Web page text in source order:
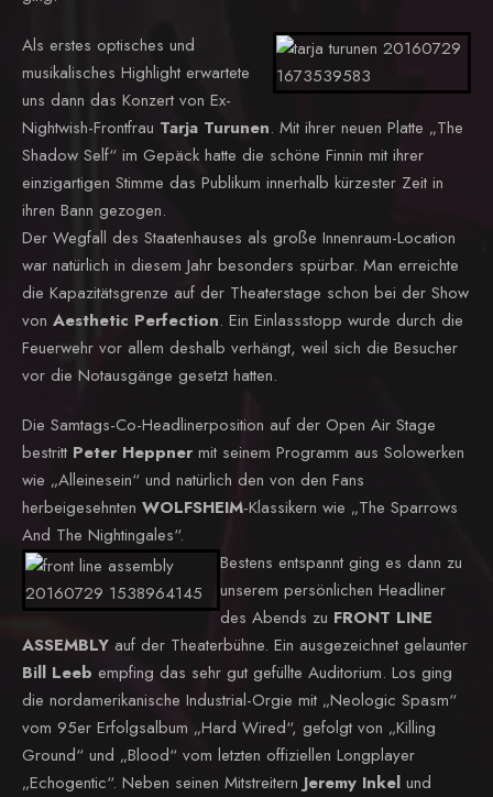
Als erstes optisches und
musikalisches Highlight erwartete
uns dann das Konzert von Ex-
Nightwish-Frontfrau Tarja Turunen. Mit ihrer neuen Platte „The
Shadow Self“ im Gepäck hatte die schöne Finnin mit ihrer
einzigartigen Stimme das Publikum innerhalb kürzester Zeit in
ihren Bann gezogen.
Der Wegfall des Staatenhauses als große Innenraum-Location
war natürlich in diesem Jahr besonders spürbar. Man erreichte
die Kapazitätsgrenze auf der Theaterstage schon bei der Show
von Aesthetic Perfection. Ein Einlassstopp wurde durch die
Feuerwehr vor allem deshalb verhängt, weil sich die Besucher
vor die Notausgänge gesetzt hatten.
Die Samtags-Co-Headlinerposition auf der Open Air Stage
bestritt Peter Heppner mit seinem Programm aus Solowerken
wie „Alleinesein“ und natürlich den von den Fans
herbeigesehnten WOLFSHEIM-Klassikern wie „The Sparrows
And The Nightingales“.
Bestens entspannt ging es dann zu
unserem persönlichen Headliner
des Abends zu FRONT LINE
ASSEMBLY auf der Theaterbühne. Ein ausgezeichnet gelaunter
Bill Leeb empfing das sehr gut gefüllte Auditorium. Los ging
die nordamerikanische Industrial-Orgie mit „Neologic Spasm“
vom 95er Erfolgsalbum „Hard Wired“, gefolgt von „Killing
Ground“ und „Blood“ vom letzten offiziellen Longplayer
„Echogentic“. Neben seinen Mitstreitern Jeremy Inkel und